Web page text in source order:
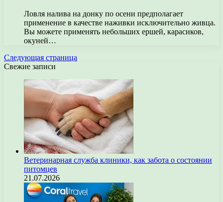
Ловля налива на донку по осени предполагает
применение в качестве наживки исключительно живца.
Вы можете применять небольших ершей, карасиков,
окуней…
Следующая страница
Свежие записи
Ветеринарная служба клиники, как забота о состоянии
питомцев
21.07.2026